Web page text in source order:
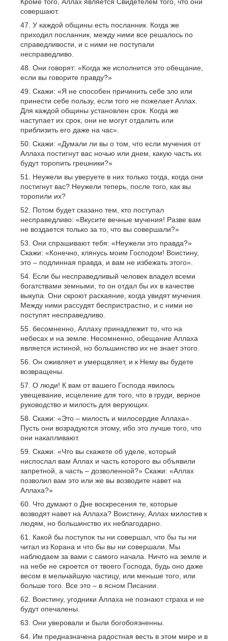
совершают.
У каждой общины есть посланник. Когда же
приходил посланник, между ними все решалось по
справедливости, и с ними не поступали
несправедливо.
Они говорят: «Когда же исполнится это обещание,
если вы говорите правду?»
Скажи: «Я не способен причинить себе зло или
принести себе пользу, если того не пожелает Аллах.
Для каждой общины установлен срок. Когда же
наступает их срок, они не могут отдалить или
приблизить его даже на час».
Скажи: «Думали ли вы о том, что если мучения от
Аллаха постигнут вас ночью или днем, какую часть их
будут торопить грешники?»
Неужели вы уверуете в них только тогда, когда они
постигнут вас? Неужели теперь, после того, как вы
торопили их?
Потом будет сказано тем, кто поступал
несправедливо: «Вкусите вечные мучения! Разве вам
не воздается только за то, что вы совершали?»
Они спрашивают тебя: «Неужели это правда?»
Скажи: «Конечно, клянусь моим Господом! Воистину,
это – подлинная правда, и вам не избежать этого».
Если бы несправедливый человек владел всеми
богатствами земными, то он отдал бы их в качестве
выкупа. Они скроют раскаяние, когда увидят мучения.
Между ними рассудят беспристрастно, и с ними не
поступят несправедливо.
бесомненно, Аллаху принадлежит то, что на
небесах и на земле. Несомненно, обещание Аллаха
является истиной, но большинство их не знает этого.
Он оживляет и умерщвляет, и к Нему вы будете
возвращены.
О люди! К вам от вашего Господа явилось
увещевание, исцеление для того, что в груди, верное
руководство и милость для верующих.
Скажи: «Это – милость и милосердие Аллаха».
Пусть они возрадуются этому, ибо это лучше того, что
они накапливают.
Скажи: «Что вы скажете об уделе, который
ниспослал вам Аллах и часть которого вы объявили
запретной, а часть – дозволенной?» Скажи: «Аллах
позволил вам это или же вы возводите навет на
Аллаха?»
Что думают о Дне воскресения те, которые
возводят навет на Аллаха? Воистину, Аллах милостив к
людям, но большинство их неблагодарно.
Какой бы поступок ты ни совершал, что бы ты ни
читал из Корана и что бы вы ни совершали, Мы
наблюдаем за вами с самого начала. Ничто на земле и
на небе не скроется от твоего Господа, будь оно даже
весом в мельчайшую частицу, или меньше того, или
больше того. Все это – в ясном Писании.
Воистину, угодники Аллаха не познают страха и не
будут опечалены.
Они уверовали и были богобоязненны.
Им предназначена радостная весть в этом мире и в